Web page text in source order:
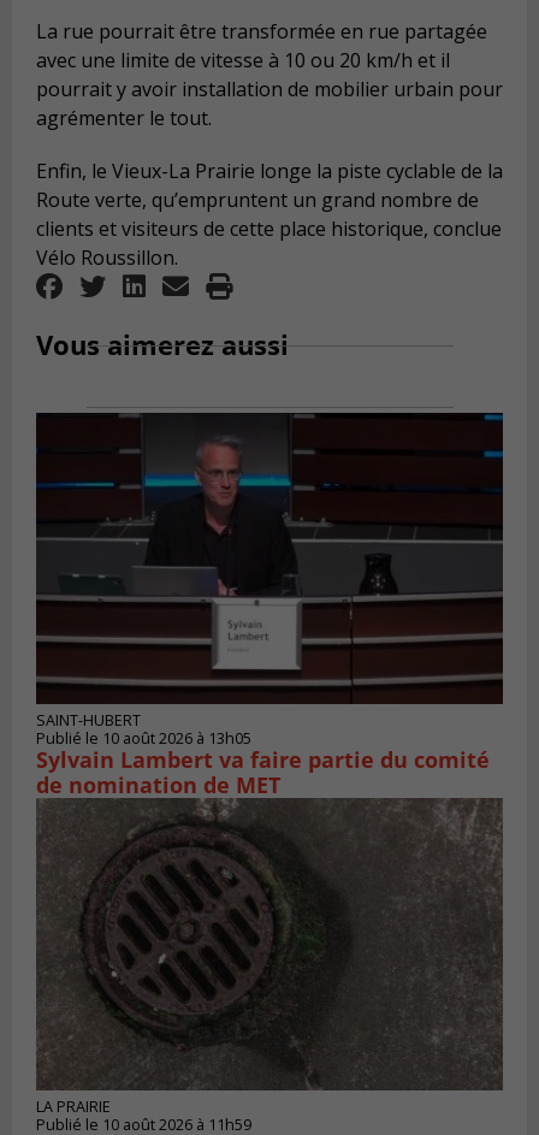
La rue pourrait être transformée en rue partagée
avec une limite de vitesse à 10 ou 20 km/h et il
pourrait y avoir installation de mobilier urbain pour
agrémenter le tout.
Enfin, le Vieux-La Prairie longe la piste cyclable de la
Route verte, qu’empruntent un grand nombre de
clients et visiteurs de cette place historique, conclue
Vélo Roussillon.
Vous aimerez aussi
SAINT-HUBERT
Publié le 10 août 2026 à 13h05
Sylvain Lambert va faire partie du comité
de nomination de MET
LA PRAIRIE
Publié le 10 août 2026 à 11h59